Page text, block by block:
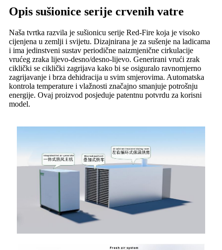
Opis sušionice serije crvenih vatre
Naša tvrtka razvila je sušionicu serije Red-Fire koja je visoko
cijenjena u zemlji i svijetu. Dizajnirana je za sušenje na ladicama
i ima jedinstveni sustav periodične naizmjenične cirkulacije
vrućeg zraka lijevo-desno/desno-lijevo. Generirani vrući zrak
ciklički se ciklički zagrijava kako bi se osiguralo ravnomjerno
zagrijavanje i brza dehidracija u svim smjerovima. Automatska
kontrola temperature i vlažnosti značajno smanjuje potrošnju
energije. Ovaj proizvod posjeduje patentnu potvrdu za korisni
model.